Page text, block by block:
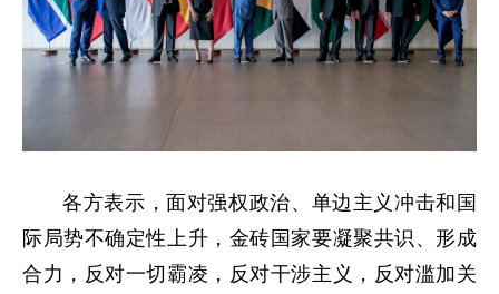
各方表示，面对强权政治、单边主义冲击和国
际局势不确定性上升，金砖国家要凝聚共识、形成
合力，反对一切霸凌，反对干涉主义，反对滥加关